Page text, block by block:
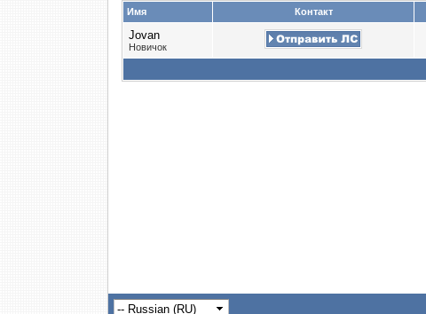
Имя Контакт
Jovan
Новичок